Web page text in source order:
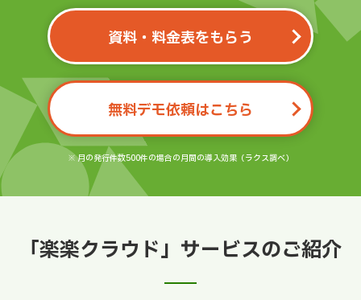
資料・料金表をもらう
無料デモ依頼はこちら
※ 月の発行件数500件の場合の月間の導入効果（ラクス調べ）
「楽楽クラウド」サービスのご紹介